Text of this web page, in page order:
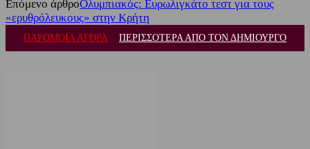
Επόμενο άρθροΟλυμπιακός: Ευρωλιγκάτο τεστ για τους
«ερυθρόλευκους» στην Κρήτη
ΠΑΡΟΜΟΙΑ ΑΡΘΡΑ ΠΕΡΙΣΣΟΤΕΡΑ ΑΠΟ ΤΟΝ ΔΗΜΙΟΥΡΓΟ